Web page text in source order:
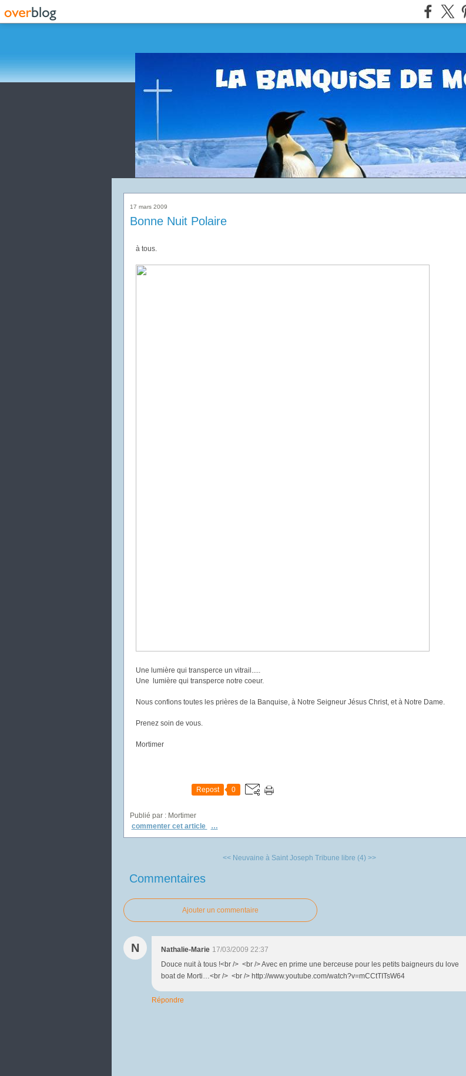
17 mars 2009
Bonne Nuit Polaire
à tous.
Une lumière qui transperce un vitrail.....
Une lumière qui transperce notre coeur.
Nous confions toutes les prières de la Banquise, à Notre Seigneur Jésus Christ, et à Notre Dame.
Prenez soin de vous.
Mortimer
Repost 0
Publié par : Mortimer
commenter cet article
…
<< Neuvaine à Saint Joseph Tribune libre (4) >>
Commentaires
Ajouter un commentaire
N Nathalie-Marie 17/03/2009 22:37
Douce nuit à tous !<br /> <br /> Avec en prime une berceuse pour les petits baigneurs du love
boat de Morti…<br /> <br /> http://www.youtube.com/watch?v=mCCtTITsW64
Répondre